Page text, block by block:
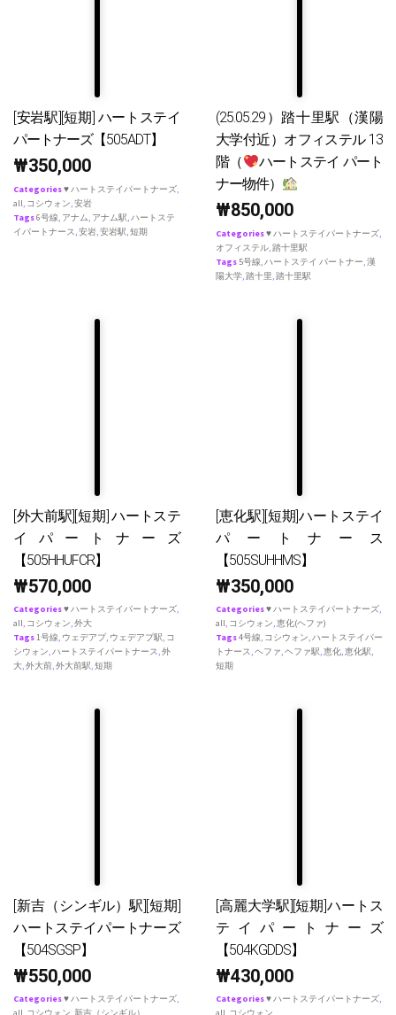
[安岩駅][短期] ハートステイ
パートナーズ【505ADT】
₩350,000
Categories♥ ハートステイパートナーズ
all コシウォン 安岩
Tags6号線 アナム アナム駅 ハートステ
イパートナース 安岩 安岩駅 短期
(25.05.29）踏十里駅（漢陽
大学付近）オフィステル 13
階（
ハートステイ パート
ナー物件）
₩850,000
Categories♥ ハートステイパートナーズ
オフィステル 踏十里駅
Tags 5号線 ハートステイ パートナー 漢
陽大学 踏十里 踏十里駅
[外大前駅][短期] ハートステ
イパートナーズ
【505HHUFCR】
₩570,000
Categories♥ ハートステイパートナーズ,
all, コシウォン,外大
Tags1号線, ウェデアプ, ウェデアプ駅, コ
シウォン,ハートステイパートナース,外
大,外大前,外大前駅,短期
[恵化駅][短期]ハートステイ
パートナース
【505SUHHMS】
₩350,000
Categories♥ ハートステイパートナーズ,
all, コシウォン,恵化(ヘファ)
Tags4号線, コシウォン,ハートステイパー
トナース,ヘファ,ヘファ駅,恵化,恵化駅,
短期
[新吉（シンギル）駅][短期]
ハートステイパートナーズ
【504SGSP】
₩550,000
Categories♥ ハートステイパートナーズ,
[高麗大学駅][短期]ハートス
テイパートナーズ
【504KGDDS】
₩430,000
Categories♥ ハートステイパートナーズ,